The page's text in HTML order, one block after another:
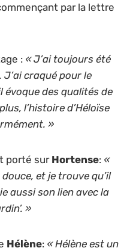
par la lettre
: « J’ai toujours été
craqué pour le
évoque des qualités de
l’histoire d’Héloïse
»
porté sur Hortense: «
et je trouve qu’il
aussi son lien avec la
»
Hélène: « Hélène est un